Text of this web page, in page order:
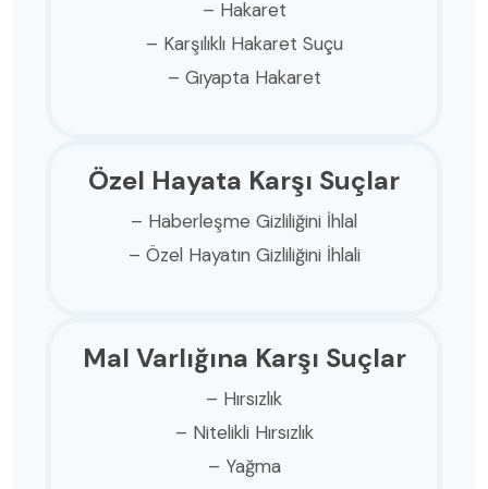
– Hakaret
– Karşılıklı Hakaret Suçu
– Gıyapta Hakaret
Özel Hayata Karşı Suçlar
– Haberleşme Gizliliğini İhlal
– Özel Hayatın Gizliliğini İhlali
Mal Varlığına Karşı Suçlar
– Hırsızlık
– Nitelikli Hırsızlık
– Yağma